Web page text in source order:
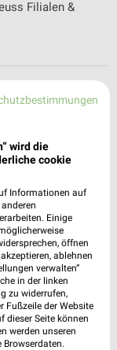
Filialen &
Prospekt für
für Düsseldorf
wird die
cookie
Informationen auf
Einige
öffnen
ablehnen
verwalten“
in der linken
zu widerrufen,
Fußzeile der Website
dieser Seite können
werden unseren